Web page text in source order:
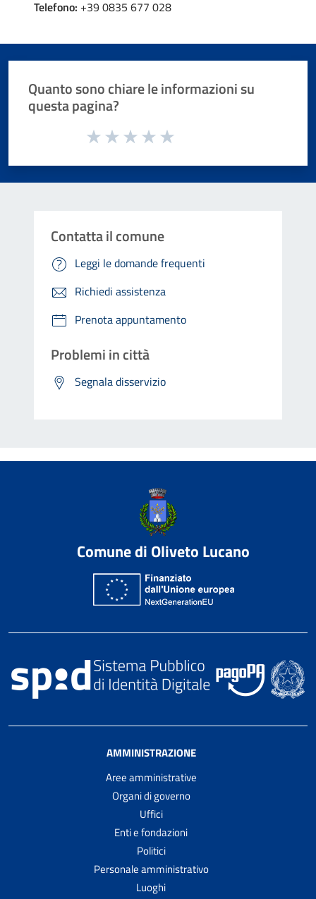
Telefono: +39 0835 677 028
Quanto sono chiare le informazioni su
questa pagina?
Valuta da 1 a 5 stelle la pagina
Contatta il comune
Leggi le domande frequenti
Richiedi assistenza
Prenota appuntamento
Problemi in città
Segnala disservizio
Comune di Oliveto Lucano
AMMINISTRAZIONE
Aree amministrative
Organi di governo
Uffici
Enti e fondazioni
Politici
Personale amministrativo
Luoghi